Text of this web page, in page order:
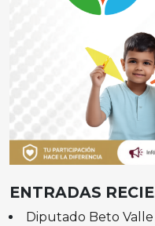
ENTRADAS
Diputado Beto